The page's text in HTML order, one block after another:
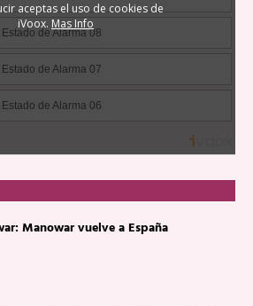
Manowar vuelve a España